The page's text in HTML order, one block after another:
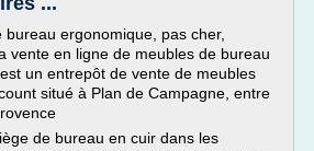
bureau ergonomique, pas cher,
vente en ligne de meubles de bureau
un entrepôt de vente de meubles
situé à Plan de Campagne, entre
de bureau en cuir dans les